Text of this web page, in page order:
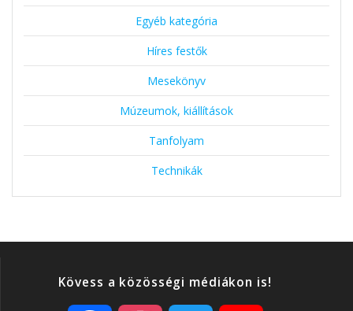
Egyéb kategória
Híres festők
Mesekönyv
Múzeumok, kiállítások
Tanfolyam
Technikák
Kövess a közösségi médiákon is!